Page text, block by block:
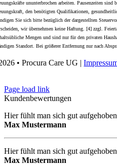
ununterbrochen arbeiten. Pausenzeiten
den benötigten Qualifikationen,
Sie sich bitte bezüglich der dargestellten
wir übernehmen keine Haftung. [4] zzgl.
Mengen und sind nur für den privaten
Standort. Bei größerer Entfernung nur nach
• Procura Care UG |
Page load link
Kundenbewertungen
Hier fühlt man sich gut
Max Mustermann
Hier fühlt man sich gut
Max Mustermann